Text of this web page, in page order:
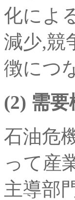
化によ
減少,競
徴につ
(2) 需
石油危
って産
主導部